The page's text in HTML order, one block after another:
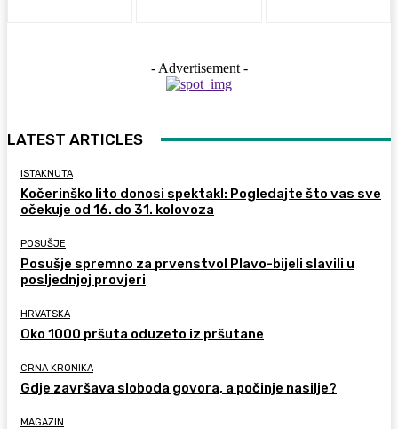
- Advertisement -
LATEST ARTICLES
ISTAKNUTA
Kočerinško lito donosi spektakl: Pogledajte što vas sve
očekuje od 16. do 31. kolovoza
POSUŠJE
Posušje spremno za prvenstvo! Plavo-bijeli slavili u
posljednjoj provjeri
HRVATSKA
Oko 1000 pršuta oduzeto iz pršutane
CRNA KRONIKA
Gdje završava sloboda govora, a počinje nasilje?
MAGAZIN